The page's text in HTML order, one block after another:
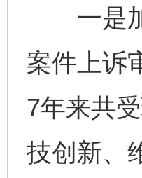
一是加
案件上诉
7年来共
技创新、